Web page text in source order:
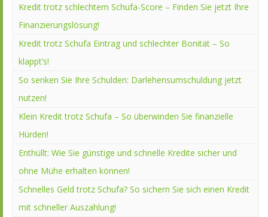
Kredit trotz schlechtem Schufa-Score – Finden Sie jetzt Ihre
Finanzierungslösung!
Kredit trotz Schufa Eintrag und schlechter Bonität – So
klappt’s!
So senken Sie Ihre Schulden: Darlehensumschuldung jetzt
nutzen!
Klein Kredit trotz Schufa – So überwinden Sie finanzielle
Hürden!
Enthüllt: Wie Sie günstige und schnelle Kredite sicher und
ohne Mühe erhalten können!
Schnelles Geld trotz Schufa? So sichern Sie sich einen Kredit
mit schneller Auszahlung!